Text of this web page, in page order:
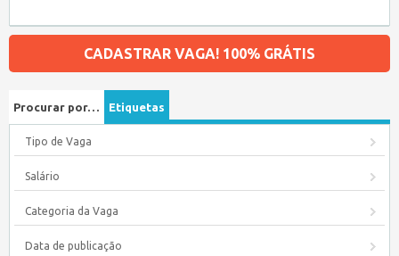
CADASTRAR VAGA! 100% GRÁTIS
Procurar por… Etiquetas
Tipo de Vaga
Salário
Categoria da Vaga
Data de publicação